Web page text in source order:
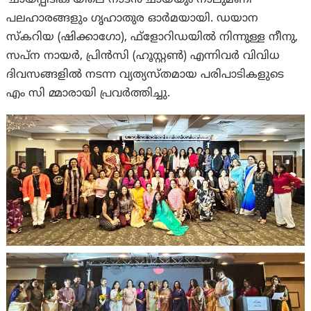
പലഹാരങ്ങളും ഗൃഹാതുര ഓര്‍മയായി. ഡയാന
സ്‌കറിയ (ഷിക്കാഗോ), ഫ്‌ളോറിഡയില്‍ നിന്നുള്ള നീനു,
സപ്ന നായര്‍, പ്രിന്‍സി (ഹൂസ്റ്റണ്‍) എന്നിവര്‍ വിവിധ
ദിവസങ്ങളില്‍ നടന്ന വ്യത്യസ്തമായ പരിപാടികളുടെ
എം സി മ്മാരായി പ്രവർത്തിച്ചു.